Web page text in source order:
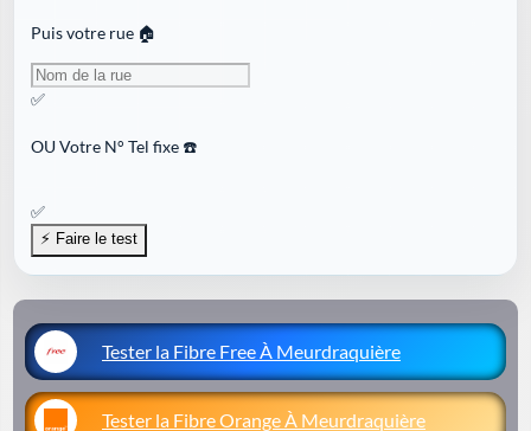
Puis votre rue 🏠
✅
OUVotre N° Tel fixe ☎️
✅
Tester la Fibre Free À Meurdraquière
Tester la Fibre Orange À Meurdraquière